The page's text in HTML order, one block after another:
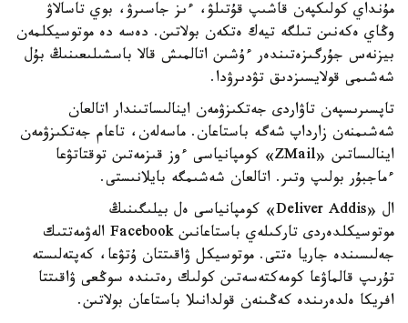
مۇنداي كولىكپەن قاشىپ قۇتىلۋ، ءىز جاسىرۋ، بوي تاسالاۋ
وڭاي ەكەنىن تىلگە تيەك ەتكەن بولاتىن. دەسە دە موتوسيكلمەن
بيزنەس جۇرگىزەتىندەر ءۇشىن اتالمىش قالا باسشىلىعىنىڭ بۇل
شەشىمى قولايسىزدىق تۋدىرۋدا.
تاپسىرىسپەن تاۋاردى جەتكىزۋمەن اينالىساتىندار اتالعان
شەشىمنەن زارداپ شەگە باستاعان. ماسەلەن، تاعام جەتكىزۋمەن
اينالىساتىن «ZMail» كومپانياسى ءوز قىزمەتىن توقتاتۋعا
ءماجبۇر بولىپ وتىر. اتالعان شەشىمگە بايلانىستى.
ال «Deliver Addis» كومپانياسى ەل بيلىگىنىڭ
موتوسيكلدەردى تاركىلەي باستاعانىن Facebook الەۋمەتتىك
جەلىسىندە جاريا ەتتى. موتوسيكل ۋاقىتتان ۇتۋعا، كەپتەلىستە
تۇرىپ قالماۋعا كومەكتەسەتىن كولىك رەتىندە سوڭعى ۋاقىتتا
افريكا ەلدەرىندە كەڭىنەن قولدانىلا باستاعان بولاتىن.